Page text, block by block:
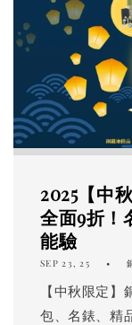
2025【中
全面9折！
能驗
SEP 23, 25
【中秋限定
包、名錶、精